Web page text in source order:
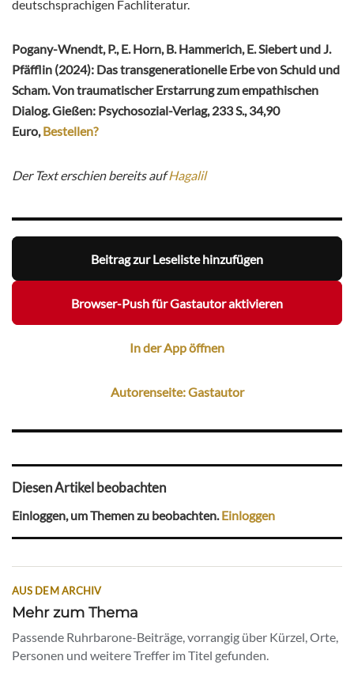
deutschsprachigen Fachliteratur.
Pogany-Wnendt, P., E. Horn, B. Hammerich, E. Siebert und J.
Pfäfflin (2024): Das transgenerationelle Erbe von Schuld und
Scham. Von traumatischer Erstarrung zum empathischen
Dialog. Gießen: Psychosozial-Verlag, 233 S., 34,90
Euro,Bestellen?
Der Text erschien bereits aufHagalil
Beitrag zur Leseliste hinzufügen
Browser-Push für Gastautor aktivieren
In der App öffnen
Autorenseite: Gastautor
Diesen Artikel beobachten
Einloggen, um Themen zu beobachten.Einloggen
AUS DEM ARCHIV
Mehr zum Thema
Passende Ruhrbarone-Beiträge, vorrangig über Kürzel, Orte,
Personen und weitere Treffer im Titel gefunden.